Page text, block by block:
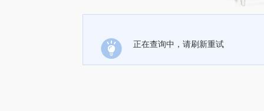
正在查询中，请刷新重试